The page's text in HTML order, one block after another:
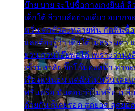
บ๊าย บาย จะไปซื้อกางเกงยีนส์ ลี
เด็กใต้ ลีวายส์อย่างเดียว อยาก
หวั่น ตกตัวละหลายพัน กัดฟันซื้อ
และต้องรู้ว่า เด็กใต้ไม่ธรรมดา
ยวน กวนโอ๊ยพอได้ เพราะว่านุ่ง
เข้ามหาลัย จิ๊กโก๊มองหน้า ท่าจ
เรื่องแน่นอน แต่ฉันไม่หวั่น เลย
พรั่นพรือ มันตอบว่าไม่พรื่อ เปลี่
ด้วยกัน ก็เลยรอด สุดยอด สุดย